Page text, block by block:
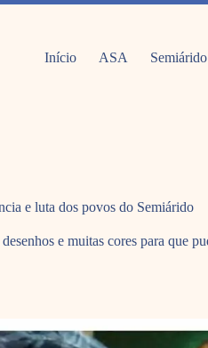
Início ASA Semiárido
e luta dos povos do Semiárido
e muitas cores para que